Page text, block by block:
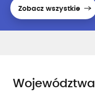
Zobacz wszystkie
Województwa